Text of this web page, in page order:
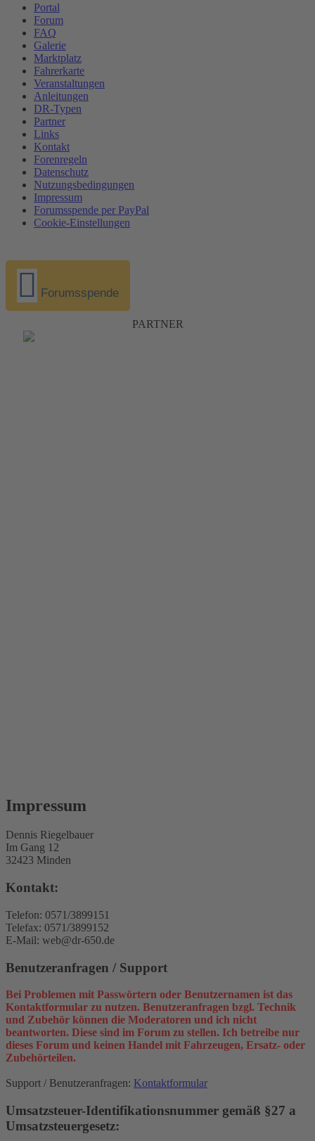
Portal
Forum
FAQ
Galerie
Marktplatz
Fahrerkarte
Veranstaltungen
Anleitungen
DR-Typen
Partner
Links
Kontakt
Forenregeln
Datenschutz
Nutzungsbedingungen
Impressum
Forumsspende per PayPal
Cookie-Einstellungen
Forumsspende
PARTNER
Impressum
Dennis Riegelbauer
Im Gang 12
32423 Minden
Kontakt:
Telefon: 0571/3899151
Telefax: 0571/3899152
E-Mail: web@dr-650.de
Benutzeranfragen / Support
Bei Problemen mit Passwörtern oder Benutzernamen ist das
Kontaktformular zu nutzen. Benutzeranfragen bzgl. Technik
und Zubehör können die Moderatoren und ich nicht
beantworten. Diese sind im Forum zu stellen. Ich betreibe nur
dieses Forum und keinen Handel mit Fahrzeugen, Ersatz- oder
Zubehörteilen.
Support / Benutzeranfragen: Kontaktformular
Umsatzsteuer-Identifikationsnummer gemäß §27 a
Umsatzsteuergesetz: